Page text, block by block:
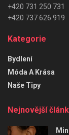
+420 731 250 731
+420 737 626 919
Kategorie
Bydlení
Móda A Krása
Naše Tipy
Nejnovější